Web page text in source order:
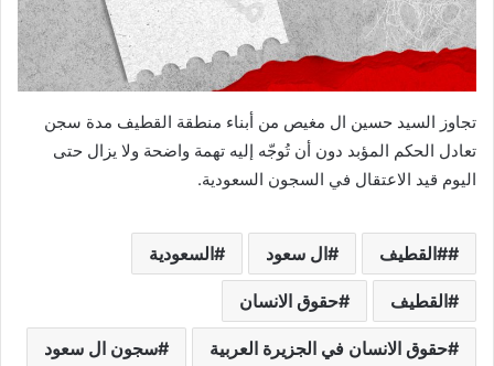
تجاوز السيد حسين ال مغيص من أبناء منطقة القطيف مدة سجن
تعادل الحكم المؤبد دون أن تُوجّه إليه تهمة واضحة ولا يزال حتى
اليوم قيد الاعتقال في السجون السعودية.
#القطيف ال سعود السعودية
القطيف حقوق الانسان
حقوق الانسان في الجزيرة العربية سجون ال سعود